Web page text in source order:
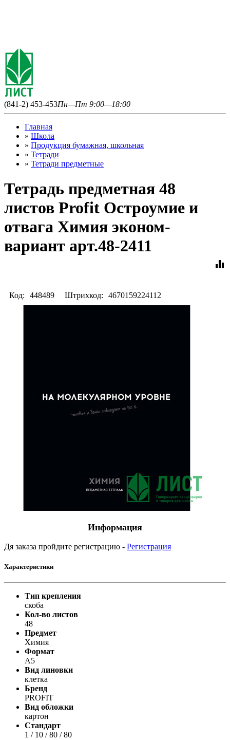
(841-2) 453-453Пн—Пт 9:00—18:00
Главная
» Школа
» Продукция бумажная, школьная
» Тетради
» Тетради предметные
Тетрадь предметная 48
листов Profit Остроумие и
отвага Химия эконом-
вариант арт.48-2411
equalizer
Код: 448489 Штрихкод: 4670159224112
Информация
Дя заказа пройдите регистрацию - Регистрация
Характеристики
Тип крепления
скоба
Кол-во листов
48
Предмет
Химия
Формат
А5
Вид линовки
клетка
Бренд
PROFIT
Вид обложки
картон
Стандарт
1 / 10 / 80 / 80